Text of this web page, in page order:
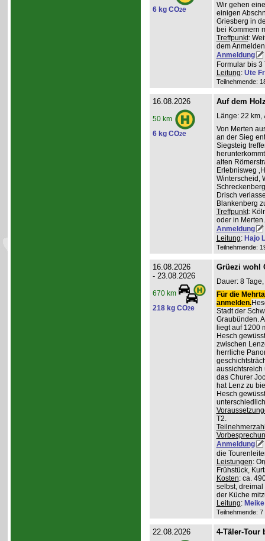
6 kg CO2e
Wir gehen
einigen
Griesberg in
bei Kommern
Treffpunkt:
dem
Anmeldung
Formular bis 3
Leitung: Ute
Teilnehmende:
16.08.2026
50 km
6 kg CO2e
Auf dem
Länge: 22 km,
Von Merten
an der Sieg
Siegsteig
alten
Erlebnisweg
Winterscheid,
Drisch
Blankenberg
Treffpunkt:
oder in
Anmeldung
Leitung: Hajo
Teilnehmende:
16.08.2026
- 23.08.2026
670 km
218 kg CO2e
Grüezi wohl
Dauer: 8
Für die
anmelden.
Stadt der
Graubünden.
liegt auf 1200
Hesch
zwischen
herrliche
aussichtsreich
das Churer
hat Lenz zu
Hesch
T2.
Anmeldung
die
Leistungen:
Frühstück,
Kosten: ca.
selbst,
der Küche
Leitung:
Teilnehmende:
22.08.2026 4-Täler-Tour